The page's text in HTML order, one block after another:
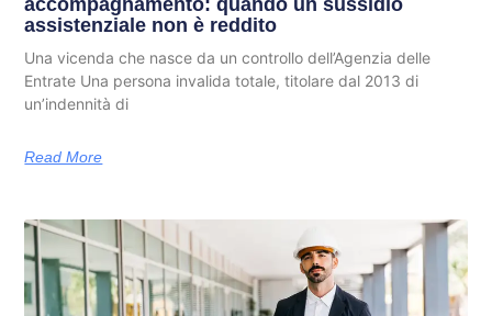
assistenziale non è reddito
Una vicenda che nasce da un controllo dell’Agenzia delle
Entrate Una persona invalida totale, titolare dal 2013 di
un’indennità di
Read More